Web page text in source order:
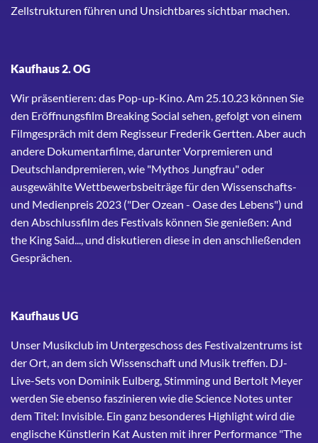
Zellstrukturen führen und Unsichtbares sichtbar machen.
Kaufhaus 2. OG
Wir präsentieren: das Pop-up-Kino. Am 25.10.23 können Sie
den Eröffnungsfilm Breaking Social sehen, gefolgt von einem
Filmgespräch mit dem Regisseur Frederik Gertten. Aber auch
andere Dokumentarfilme, darunter Vorpremieren und
Deutschlandpremieren, wie "Mythos Jungfrau" oder
ausgewählte Wettbewerbsbeiträge für den Wissenschafts-
und Medienpreis 2023 ("Der Ozean - Oase des Lebens") und
den Abschlussfilm des Festivals können Sie genießen: And
the King Said..., und diskutieren diese in den anschließenden
Gesprächen.
Kaufhaus UG
Unser Musikclub im Untergeschoss des Festivalzentrums ist
der Ort, an dem sich Wissenschaft und Musik treffen. DJ-
Live-Sets von Dominik Eulberg, Stimming und Bertolt Meyer
werden Sie ebenso faszinieren wie die Science Notes unter
dem Titel: Invisible. Ein ganz besonderes Highlight wird die
englische Künstlerin Kat Austen mit ihrer Performance "The